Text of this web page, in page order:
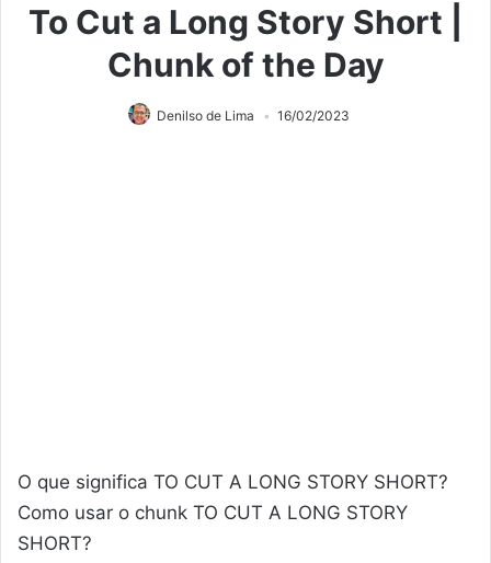
To Cut a Long Story Short |
Chunk of the Day
Denilso de Lima 16/02/2023
O que significa TO CUT A LONG STORY SHORT?
Como usar o chunk TO CUT A LONG STORY
SHORT?